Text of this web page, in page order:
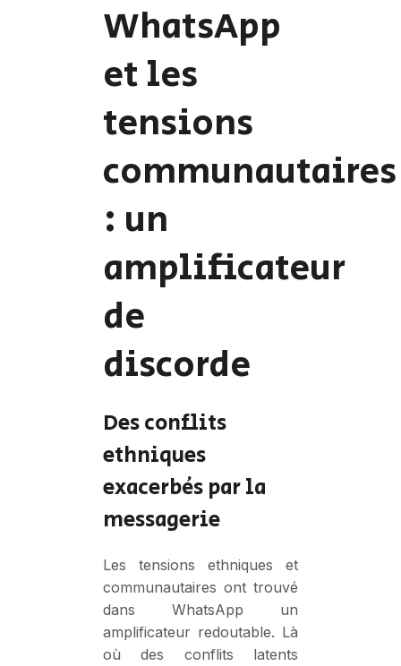
WhatsApp
et les
tensions
communautaires
: un
amplificateur
de
discorde
Des conflits
ethniques
exacerbés par la
messagerie
Les tensions ethniques et
communautaires ont trouvé
dans WhatsApp un
amplificateur redoutable. Là
où des conflits latents